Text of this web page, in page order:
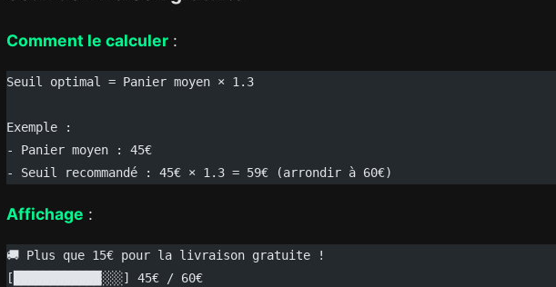
Comment le calculer :
Seuil optimal = Panier moyen × 1.3
Exemple :
- Panier moyen : 45€
- Seuil recommandé : 45€ × 1.3 = 59€ (arrondir à 60€)
Affichage :
🚚 Plus que 15€ pour la livraison gratuite !
[████████████░░░] 45€ / 60€